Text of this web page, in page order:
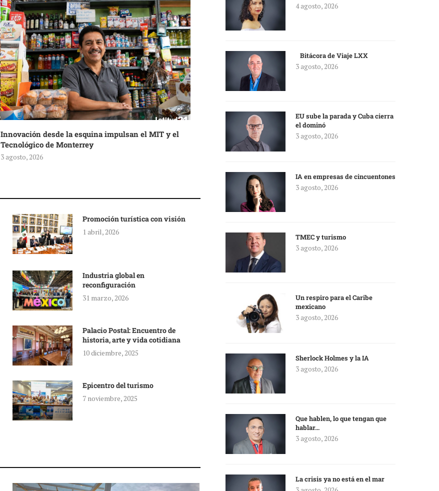
Innovación desde la esquina impulsan el MIT y el
Tecnológico de Monterrey
3 agosto, 2026
Promoción turística con visión
1 abril, 2026
Industria global en
reconfiguración
31 marzo, 2026
Palacio Postal: Encuentro de
historia, arte y vida cotidiana
10 diciembre, 2025
Epicentro del turismo
7 noviembre, 2025
4 agosto, 2026
Bitácora de Viaje LXX
3 agosto, 2026
EU sube la parada y Cuba cierra
el dominó
3 agosto, 2026
IA en empresas de cincuentones
3 agosto, 2026
TMEC y turismo
3 agosto, 2026
Un respiro para el Caribe
mexicano
3 agosto, 2026
Sherlock Holmes y la IA
3 agosto, 2026
Que hablen, lo que tengan que
hablar…
3 agosto, 2026
La crisis ya no está en el mar